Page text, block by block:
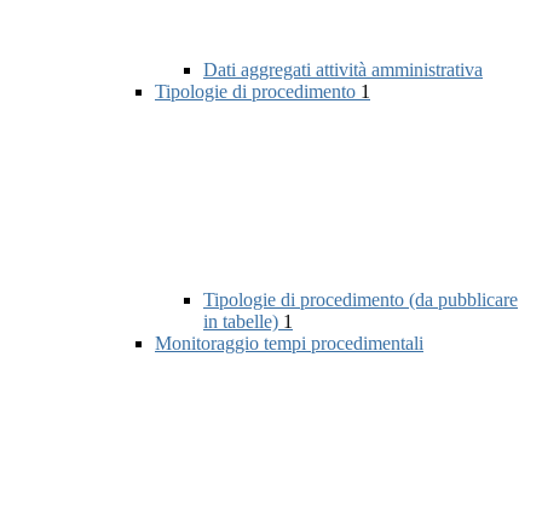
Dati aggregati attività amministrativa
Tipologie di procedimento 1
Tipologie di procedimento (da pubblicare
in tabelle) 1
Monitoraggio tempi procedimentali